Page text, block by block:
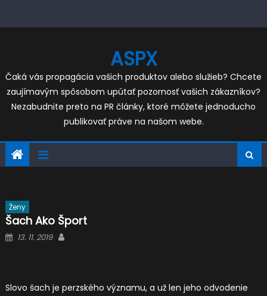
ASPX
Čaká vás propagácia vašich produktov alebo služieb? Chcete
zaujímavým spôsobom upútať pozornosť vašich zákazníkov?
Nezabudnite preto na PR články, ktoré môžete jednoducho
publikovať práve na našom webe.
Ženy
Šach Ako Šport
Posted
13. 11. 2019
Slovo šach je perzského významu, a už len jeho odvodenie